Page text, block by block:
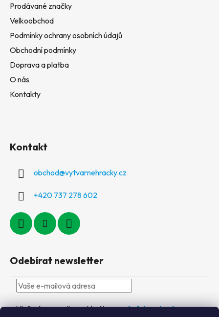
Prodávané značky
Velkoobchod
Podmínky ochrany osobních údajů
Obchodní podmínky
Doprava a platba
O nás
Kontakty
Kontakt
obchod@vytvarnehracky.cz
+420 737 278 602
Odebírat newsletter
Vložením e-mailu souhlasíte spodmínkami ochrany